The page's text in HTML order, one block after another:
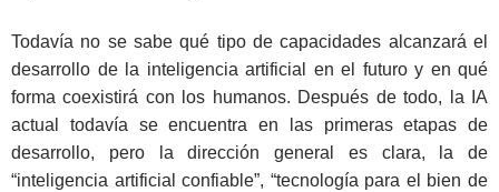
Todavía no se sabe qué tipo de capacidades alcanzará el
desarrollo de la inteligencia artificial en el futuro y en qué
forma coexistirá con los humanos. Después de todo, la IA
actual todavía se encuentra en las primeras etapas de
desarrollo, pero la dirección general es clara, la de
“inteligencia artificial confiable”, “tecnología para el bien de